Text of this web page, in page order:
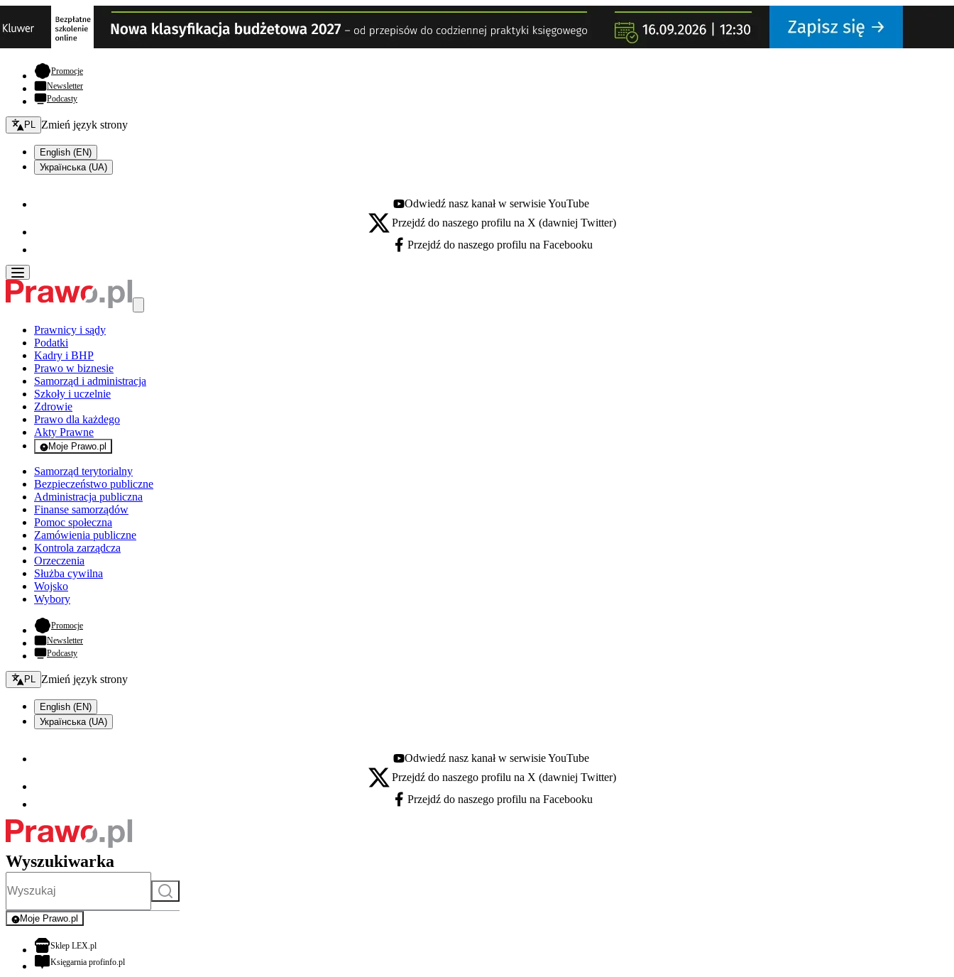
Promocje- otwiera się w nowej karcie
Newsletter
Podcasty
Zmień język - bieżący:
PL Zmień język strony
English (EN)
Українська (UA)
Youtube - otwiera się w nowej karcie
Odwiedź nasz kanał w serwisie YouTube
X - otwiera się w nowej karcie
Przejdź do naszego profilu na X (dawniej Twitter)
Facebook - otwiera się w nowej karcie
Przejdź do naszego profilu na Facebooku
Prawnicy i sądy
Podatki
Kadry i BHP
Prawo w biznesie
Samorząd i administracja
Szkoły i uczelnie
Zdrowie
Prawo dla każdego
Akty Prawne
Moje Prawo.pl
- rejestracja i logowanie do serwisu
Samorząd terytorialny
Bezpieczeństwo publiczne
Administracja publiczna
Finanse samorządów
Pomoc społeczna
Zamówienia publiczne
Kontrola zarządcza
Orzeczenia
Służba cywilna
Wojsko
Wybory
Promocje- otwiera się w nowej karcie
Newsletter
Podcasty
Zmień język - bieżący:
PL Zmień język strony
English (EN)
Українська (UA)
Youtube - otwiera się w nowej karcie
Odwiedź nasz kanał w serwisie YouTube
X - otwiera się w nowej karcie
Przejdź do naszego profilu na X (dawniej Twitter)
Facebook - otwiera się w nowej karcie
Przejdź do naszego profilu na Facebooku
Wyszukiwarka
Szukaj
Moje Prawo.pl
- rejestracja i logowanie do serwisu
Sklep LEX.plotwiera się w nowej karcie
Księgarnia profinfo.plotwiera się w nowej karcie